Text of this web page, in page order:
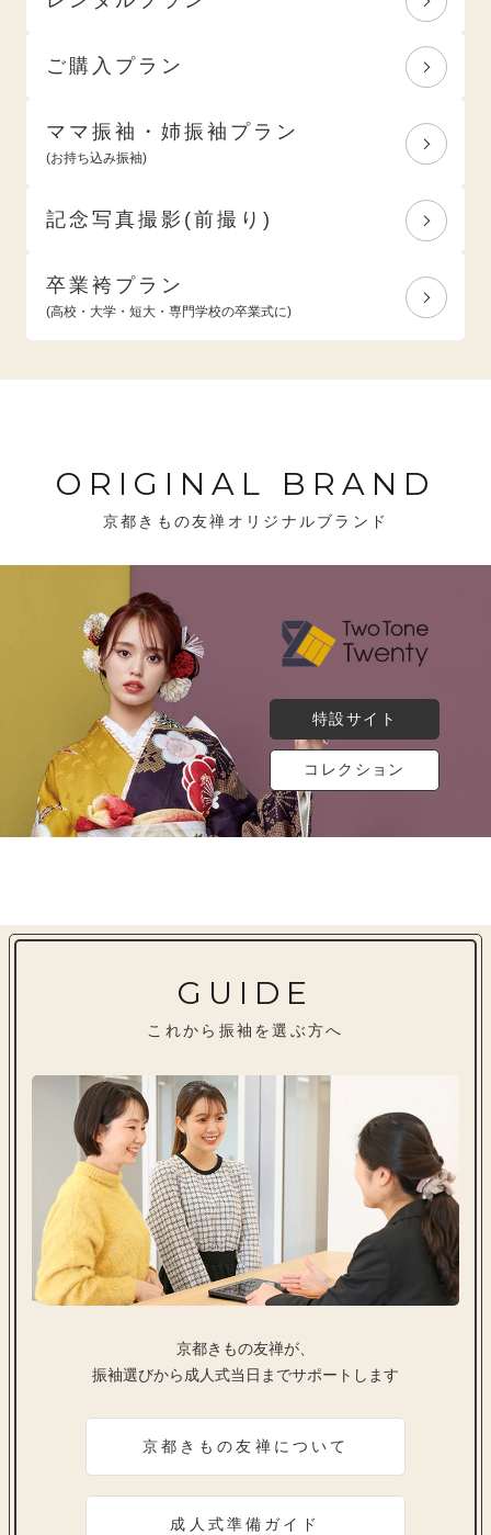
ご購入プラン
ママ振袖・姉振袖プラン
(お持ち込み振袖)
記念写真撮影(前撮り)
卒業袴プラン
(高校・大学・短大・専門学校の卒業式に)
ORIGINAL BRAND
京都きもの友禅オリジナルブランド
特設サイト
コレクション
GUIDE
これから振袖を選ぶ方へ
京都きもの友禅が、
振袖選びから成人式当日までサポートします
京都きもの友禅について
成人式準備ガイド